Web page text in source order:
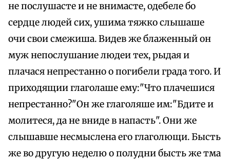
не послушасте и не внимасте, одебеле бо
сердце людей сих, ушима тяжко слышаше
очи свои смежиша. Видев же блаженный он
муж непослушание людеи тех, рыдая и
плачася непрестанно о погибели града того. И
приходящии глаголаше ему:"Что плачешися
непрестанно?"Он же глаголяше им:"Бдите и
молитеся, да не вниде в напасть". Они же
слышавше несмыслена его глаголющи. Бысть
же во другую неделю о полудни бысть же тма